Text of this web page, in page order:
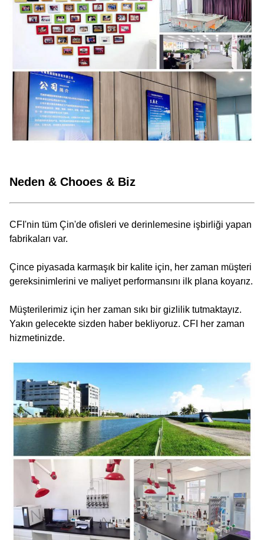
Neden & Chooes & Biz
CFI'nin tüm Çin'de ofisleri ve derinlemesine işbirliği yapan
fabrikaları var.
Çince piyasada karmaşık bir kalite için, her zaman müşteri
gereksinimlerini ve maliyet performansını ilk plana koyarız.
Müşterilerimiz için her zaman sıkı bir gizlilik tutmaktayız.
Yakın gelecekte sizden haber bekliyoruz. CFI her zaman
hizmetinizde.